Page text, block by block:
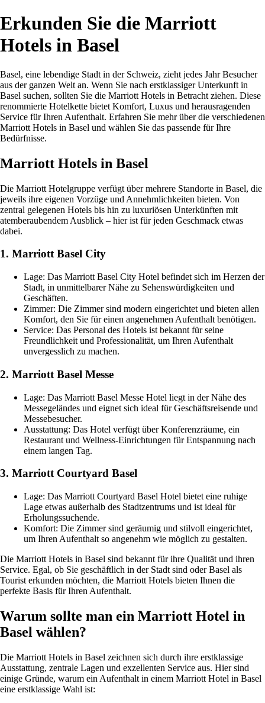
Erkunden Sie die Marriott
Hotels in Basel
Basel, eine lebendige Stadt in der Schweiz, zieht jedes Jahr Besucher
aus der ganzen Welt an. Wenn Sie nach erstklassiger Unterkunft in
Basel suchen, sollten Sie die Marriott Hotels in Betracht ziehen. Diese
renommierte Hotelkette bietet Komfort, Luxus und herausragenden
Service für Ihren Aufenthalt. Erfahren Sie mehr über die verschiedenen
Marriott Hotels in Basel und wählen Sie das passende für Ihre
Bedürfnisse.
Marriott Hotels in Basel
Die Marriott Hotelgruppe verfügt über mehrere Standorte in Basel, die
jeweils ihre eigenen Vorzüge und Annehmlichkeiten bieten. Von
zentral gelegenen Hotels bis hin zu luxuriösen Unterkünften mit
atemberaubendem Ausblick – hier ist für jeden Geschmack etwas
dabei.
1. Marriott Basel City
Lage: Das Marriott Basel City Hotel befindet sich im Herzen der
Stadt, in unmittelbarer Nähe zu Sehenswürdigkeiten und
Geschäften.
Zimmer: Die Zimmer sind modern eingerichtet und bieten allen
Komfort, den Sie für einen angenehmen Aufenthalt benötigen.
Service: Das Personal des Hotels ist bekannt für seine
Freundlichkeit und Professionalität, um Ihren Aufenthalt
unvergesslich zu machen.
2. Marriott Basel Messe
Lage: Das Marriott Basel Messe Hotel liegt in der Nähe des
Messegeländes und eignet sich ideal für Geschäftsreisende und
Messebesucher.
Ausstattung: Das Hotel verfügt über Konferenzräume, ein
Restaurant und Wellness-Einrichtungen für Entspannung nach
einem langen Tag.
3. Marriott Courtyard Basel
Lage: Das Marriott Courtyard Basel Hotel bietet eine ruhige
Lage etwas außerhalb des Stadtzentrums und ist ideal für
Erholungssuchende.
Komfort: Die Zimmer sind geräumig und stilvoll eingerichtet,
um Ihren Aufenthalt so angenehm wie möglich zu gestalten.
Die Marriott Hotels in Basel sind bekannt für ihre Qualität und ihren
Service. Egal, ob Sie geschäftlich in der Stadt sind oder Basel als
Tourist erkunden möchten, die Marriott Hotels bieten Ihnen die
perfekte Basis für Ihren Aufenthalt.
Warum sollte man ein Marriott Hotel in
Basel wählen?
Die Marriott Hotels in Basel zeichnen sich durch ihre erstklassige
Ausstattung, zentrale Lagen und exzellenten Service aus. Hier sind
einige Gründe, warum ein Aufenthalt in einem Marriott Hotel in Basel
eine erstklassige Wahl ist: